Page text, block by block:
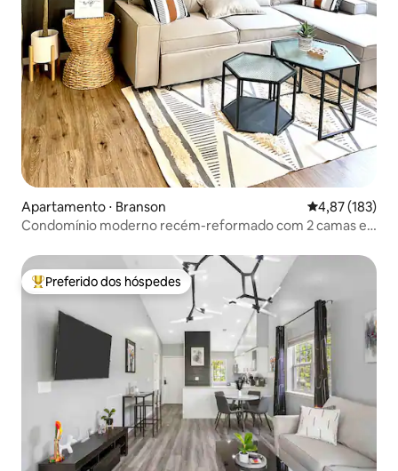
Apartamento ⋅ Branson 4,87 de uma
4,87 (183)
Condomínio moderno recém-reformado com 2 camas e 2
Entre os melhores preferidos dos hóspedes
Preferido dos hóspedes